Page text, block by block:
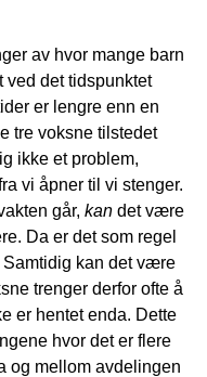
av hvor mange barn
ved det tidspunktet
er lengre enn en
tre voksne tilstedet
ikke et problem,
vi åpner til vi stenger.
går, kan det være
Da er det som regel
Samtidig kan det være
trenger derfor ofte å
er hentet enda. Dette
hvor det er flere
og mellom avdelingen